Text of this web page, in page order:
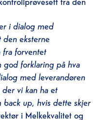
i dialog med
eksterne
forventet
god forklaring på hva
med leverandøren
vi kan ha et
up, hvis dette skjer
i Melkekvalitet og